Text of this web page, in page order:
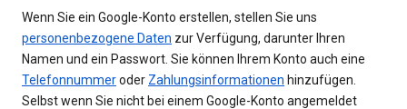
Wenn Sie ein Google-Konto erstellen, stellen Sie uns
personenbezogene Daten zur Verfügung, darunter Ihren
Namen und ein Passwort. Sie können Ihrem Konto auch eine
Telefonnummeroder Zahlungsinformationen hinzufügen.
Selbst wenn Sie nicht bei einem Google-Konto angemeldet